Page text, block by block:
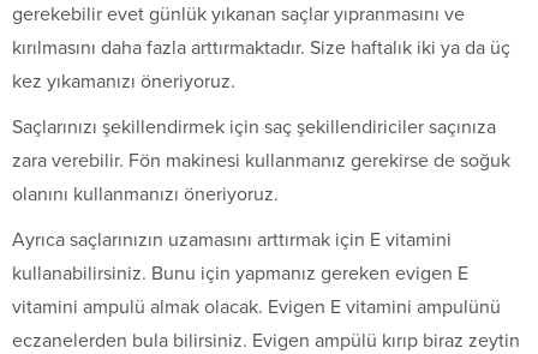
gerekebilir evet günlük yıkanan saçlar yıpranmasını ve
kırılmasını daha fazla arttırmaktadır. Size haftalık iki ya da üç
kez yıkamanızı öneriyoruz.
Saçlarınızı şekillendirmek için saç şekillendiriciler saçınıza
zara verebilir. Fön makinesi kullanmanız gerekirse de soğuk
olanını kullanmanızı öneriyoruz.
Ayrıca saçlarınızın uzamasını arttırmak için E vitamini
kullanabilirsiniz. Bunu için yapmanız gereken evigen E
vitamini ampulü almak olacak. Evigen E vitamini ampulünü
eczanelerden bula bilirsiniz. Evigen ampülü kırıp biraz zeytin